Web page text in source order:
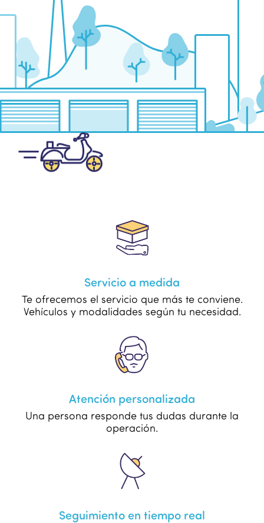
Servicio a medida
Te ofrecemos el servicio que más te conviene.
Vehículos y modalidades según tu necesidad.
Atención personalizada
Una persona responde tus dudas durante la
operación.
Seguimiento en tiempo real